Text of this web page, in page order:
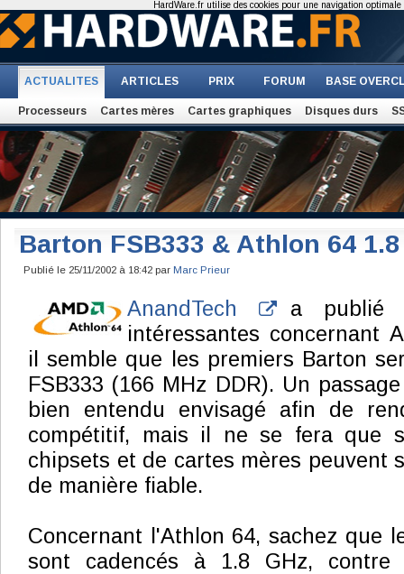
ACTUALITES ARTICLES PRIX FORUM BASE
Processeurs Cartes mères Cartes graphiques Disques durs
Barton FSB333 & Athlon 64 1.8
Publié le 25/11/2002 à 18:42 par Marc Prieur
AnandTech
a publié
intéressantes concernant
il semble que les premiers Barton
FSB333 (166 MHz DDR). Un
bien entendu envisagé afin de
compétitif, mais il ne se fera que
chipsets et de cartes mères peuvent
de manière fiable.
Concernant l'Athlon 64, sachez que
sont cadencés à 1.8 GHz,
HardWare.fr utilise des cookies pour une navigation